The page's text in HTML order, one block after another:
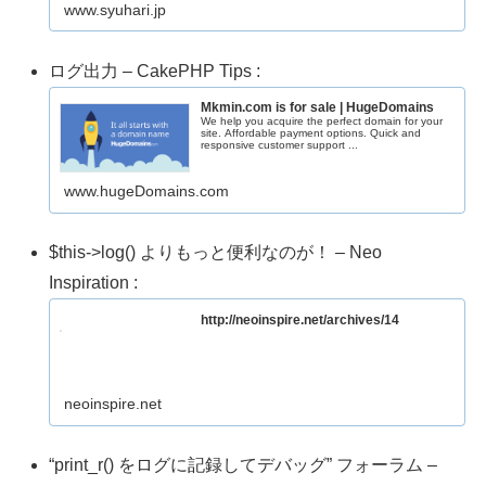
www.syuhari.jp
ログ出力 – CakePHP Tips :
Mkmin.com is for sale | HugeDomains
We help you acquire the perfect domain for your
site. Affordable payment options. Quick and
responsive customer support ...
www.hugeDomains.com
$this->log() よりもっと便利なのが！ – Neo
Inspiration :
http://neoinspire.net/archives/14
neoinspire.net
“print_r() をログに記録してデバッグ” フォーラム –